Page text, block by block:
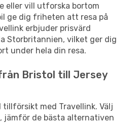
eller vill utforska bortom
ge dig friheten att resa på
erbjuder prisvärd
Storbritannien, vilket ger dig
under hela din resa.
Bristol till Jersey
tillförsikt med Travellink. Välj
jämför de bästa alternativen